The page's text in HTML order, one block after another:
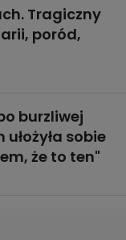
Tragiczny
poród,
burzliwej
sobie
że to ten"